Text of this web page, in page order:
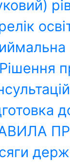
Рішення